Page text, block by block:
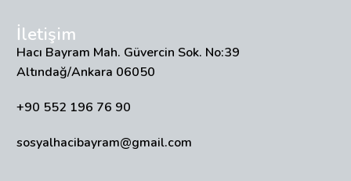
İletişim
Hacı Bayram Mah. Güvercin Sok. No:39
Altındağ/Ankara 06050
+90 552 196 76 90
sosyalhacibayram@gmail.com